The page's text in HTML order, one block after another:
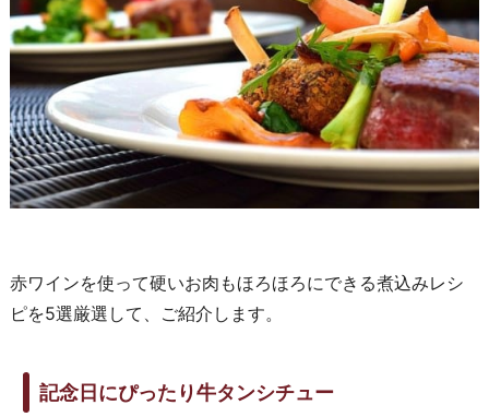
赤ワインを使って硬いお肉もほろほろにできる煮込みレシ
ピを5選厳選して、ご紹介します。
記念日にぴったり牛タンシチュー